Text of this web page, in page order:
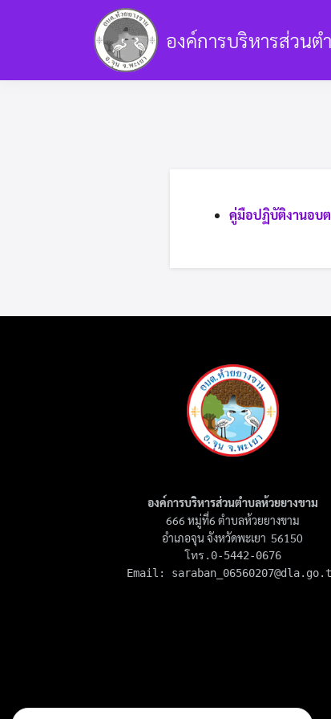
องค์การบริหารส่วนต
คู่มือปฏิบัติงานอบต
องค์การบริหารส่วนตำบลห้วยยางขาม
666 หมู่ที่6 ตำบลห้วยยางขาม
อำเภอจุน จังหวัดพะเยา 56150
โทร.0-5442-0676
Email: